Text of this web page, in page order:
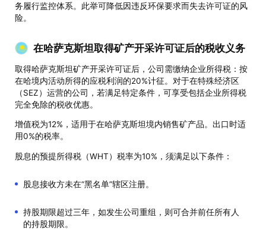
务履行监控体系。此举可降低因违反环保要求而失去许可证的风
险。
在哈萨克斯坦取得矿产开采许可证后的税收义务
​取得哈萨克斯坦矿产开采许可证后，公司需缴纳企业所得税：按
在哈境内活动所得的应税利润的20%计征。对于在特殊经济区
（SEZ）运营的公司，若满足特定条件，可享受包括企业所得税
完全免除的税收优惠。
增值税为12%，适用于在哈萨克斯坦境内销售矿产品。出口时适
用0%的税率。
​股息的预提所得税（WHT）税率为10%，须满足以下条件：
股息接收方未在“黑名单”辖区注册。
持股期限超过三年，如发生公司重组，则可合并前任所有人
的持股期限。